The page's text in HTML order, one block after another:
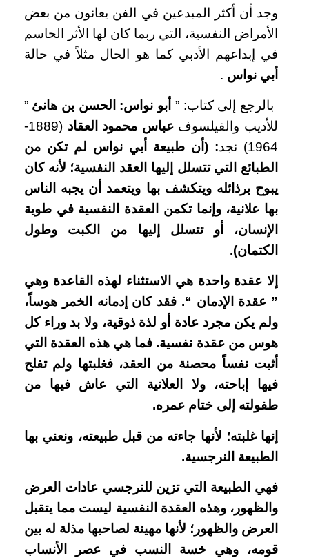
وجد أن أكثر المبدعين في الفن يعانون من بعض
الأمراض النفسية، التي ربما كان لها الأثر الحاسم
في إبداعهم الأدبي كما هو الحال مثلاً في حالة
أبي نواس .
بالرجع إلى كتاب: ” أبو نواس: الحسن بن هانئ ”
للأديب والفيلسوفعباس محمود العقاد
(1889-
1964) نجد
: (أن طبيعة أبي نواس لم تكن من
الطبائع التي تتسلل إليها العقد النفسية؛ لأنه كان
يبوح برذائله ويتكشف بها ويتعمد أن يجبه الناس
بها علانية، وإنما تكمن العقدة النفسية في طوية
الإنسان، أو تتسلل إليها من الكبت وطول
الكتمان).
إلا عقدة واحدة هي الاستثناء لهذه القاعدة وهي
” عقدة الإدمان “. فقد كان إدمانه الخمر هوساً،
ولم يكن مجرد عادة أو لذة ذوقية، ولا بد وراء كل
هوس من عقدة نفسية. فما هي هذه العقدة التي
أثبت نفساً محصنة من العقد، فغلبتها ولم تفلح
فيها إباحته، ولا العلانية التي عاش فيها من
طفولته إلى ختام عمره.
إنها غلبته؛ لأنها جاءته من قبل طبيعته، ونعني بها
الطبيعة النرجسية.
فهي الطبيعة التي تزين للنرجسي عادات العرض
والظهور، وهذه العقدة النفسية ليست مما يتقبل
العرض والظهور؛ لأنها مهينة لصاحبها مذلة له بين
قومه، وهي خسة النسب في عصر الأنساب